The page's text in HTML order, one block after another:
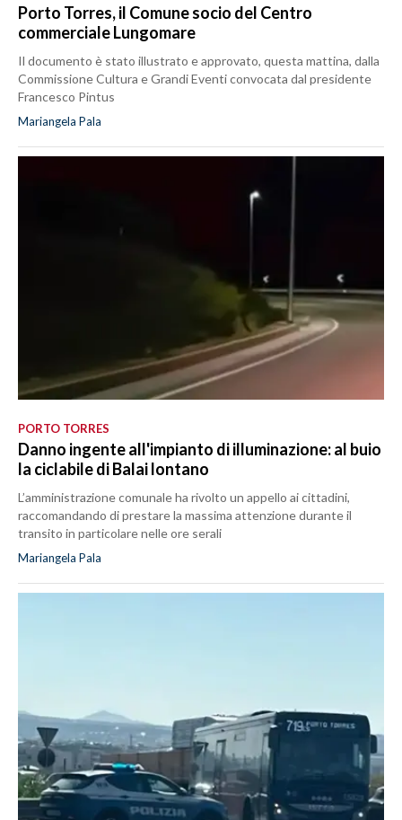
Porto Torres, il Comune socio del Centro
commerciale Lungomare
Il documento è stato illustrato e approvato, questa mattina, dalla
Commissione Cultura e Grandi Eventi convocata dal presidente
Francesco Pintus
Mariangela Pala
PORTO TORRES
Danno ingente all'impianto di illuminazione: al buio
la ciclabile di Balai lontano
L’amministrazione comunale ha rivolto un appello ai cittadini,
raccomandando di prestare la massima attenzione durante il
transito in particolare nelle ore serali
Mariangela Pala